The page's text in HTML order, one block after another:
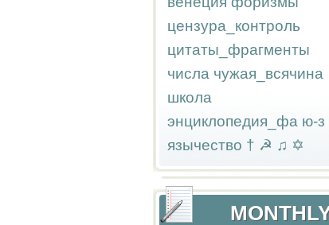
цензура_контроль
цитаты_фрагменты
числа чужая_всячина
школа
энциклопедия_фа ю-з
язычество † ☭ ♫ ✡